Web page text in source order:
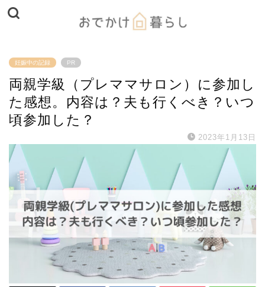
妊娠中の記録 PR
両親学級（プレママサロン）に参加し
た感想。内容は？夫も行くべき？いつ
頃参加した？
2023年1月13日